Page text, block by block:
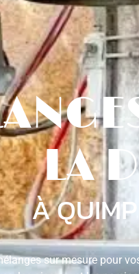
LA
À
sur mesure pour